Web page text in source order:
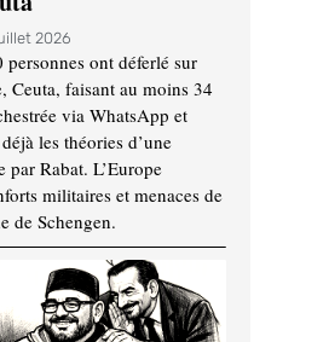
2026
ont déferlé sur
Ceuta, faisant au moins 34
via WhatsApp et
les théories d’une
Rabat. L’Europe
militaires et menaces de
de Schengen.